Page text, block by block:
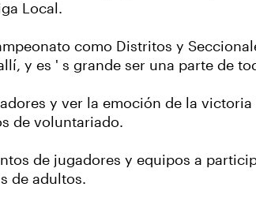
Local.
como Distritos y
y es ' s grande ser una parte de
y ver la emoción de la
de voluntariado.
de jugadores y equipos a
de adultos.